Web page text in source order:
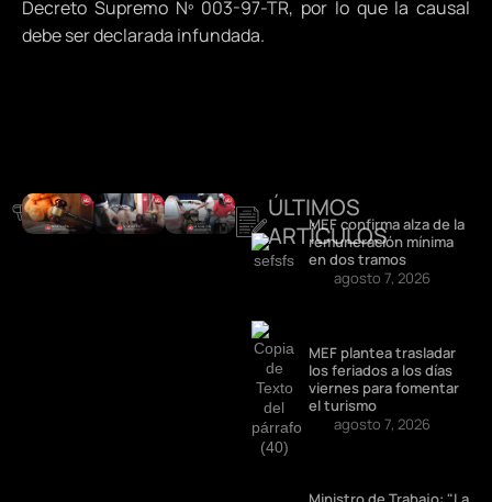
Decreto Supremo Nº 003-97-TR, por lo que la causal
debe ser declarada infundada.
DESTACADOS
ÚLTIMOS
ARTÍCULOS
MEF confirma alza de la
remuneración mínima
en dos tramos
agosto 7, 2026
MEF plantea trasladar
los feriados a los días
viernes para fomentar
el turismo
agosto 7, 2026